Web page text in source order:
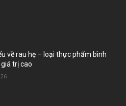
về rau hẹ – loại thực phẩm bình
trị cao